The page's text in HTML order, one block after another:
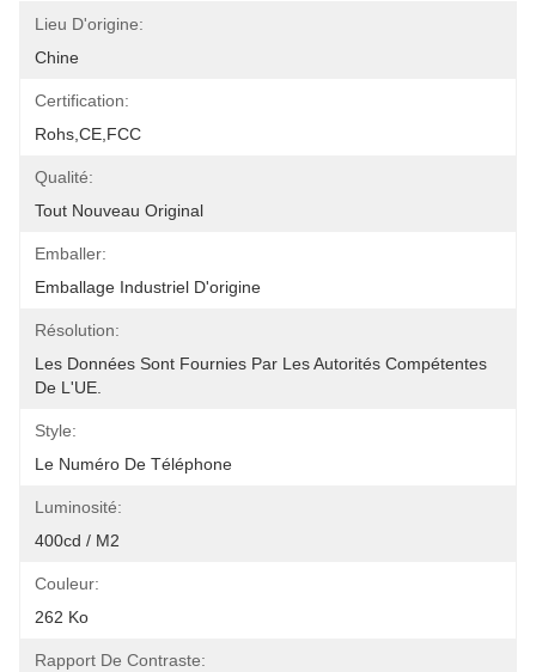
Lieu D'origine:
Chine
Certification:
Rohs,CE,FCC
Qualité:
Tout Nouveau Original
Emballer:
Emballage Industriel D'origine
Résolution:
Les Données Sont Fournies Par Les Autorités Compétentes
De L'UE.
Style:
Le Numéro De Téléphone
Luminosité:
400cd / M2
Couleur:
262 Ko
Rapport De Contraste: